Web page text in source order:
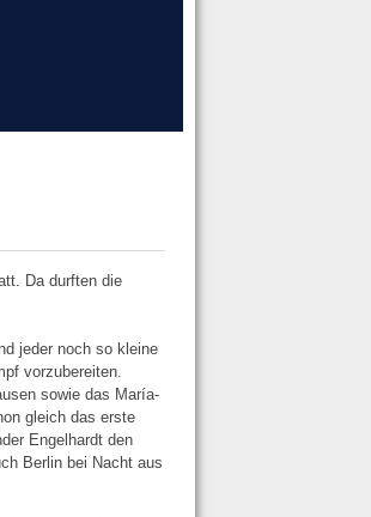
Da durften die
jeder noch so kleine
vorzubereiten.
sowie das María-
gleich das erste
Engelhardt den
Berlin bei Nacht aus